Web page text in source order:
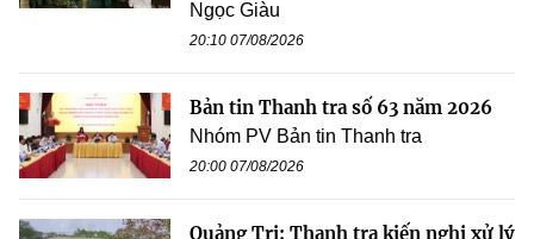
Ngọc Giàu
20:10 07/08/2026
Bản tin Thanh tra số 63 năm 2026
Nhóm PV Bản tin Thanh tra
20:00 07/08/2026
Quảng Trị: Thanh tra kiến nghị xử lý